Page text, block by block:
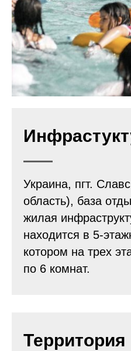
Украина, пгт.
область), база
жилая
находится в 5-
котором на трех
по 6 комнат.
Территория